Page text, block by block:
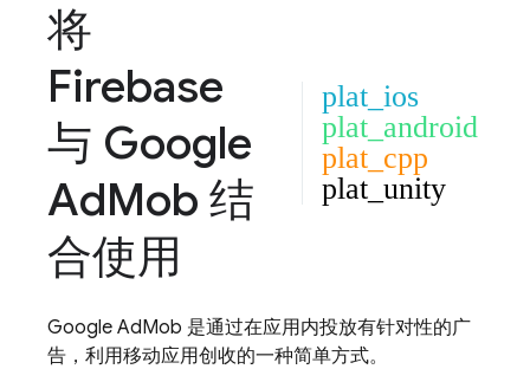
将
Firebase
与 Google
AdMob 结
合使用
plat_ios
plat_android
plat_cpp
plat_unity
Google AdMob 是通过在应用内投放有针对性的广
告，利用移动应用创收的一种简单方式。